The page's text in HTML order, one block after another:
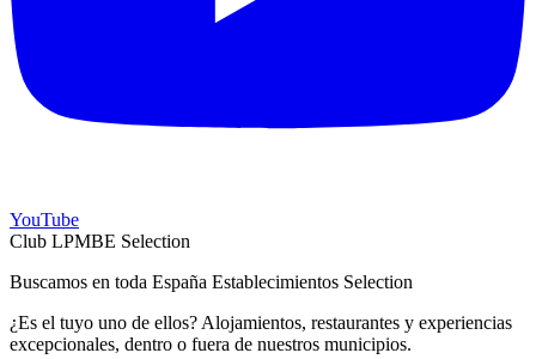
YouTube
Club LPMBE Selection
Buscamos en toda España Establecimientos Selection
¿Es el tuyo uno de ellos? Alojamientos, restaurantes y experiencias
excepcionales, dentro o fuera de nuestros municipios.